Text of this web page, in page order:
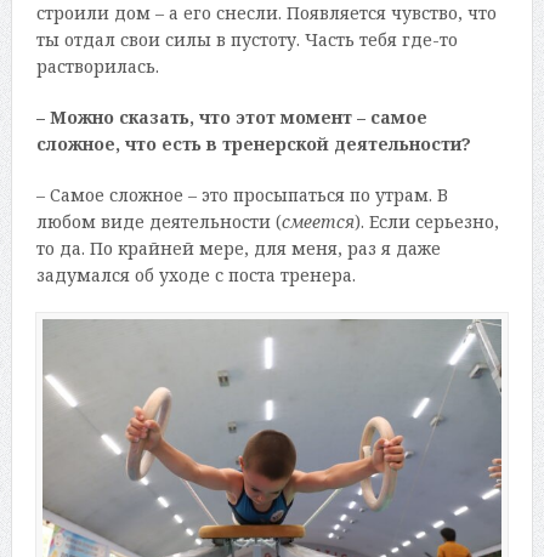
строили дом – а его снесли. Появляется чувство, что
ты отдал свои силы в пустоту. Часть тебя где-то
растворилась.
– Можно сказать, что этот момент – самое
сложное, что есть в тренерской деятельности?
– Самое сложное – это просыпаться по утрам. В
любом виде деятельности (смеется). Если серьезно,
то да. По крайней мере, для меня, раз я даже
задумался об уходе с поста тренера.